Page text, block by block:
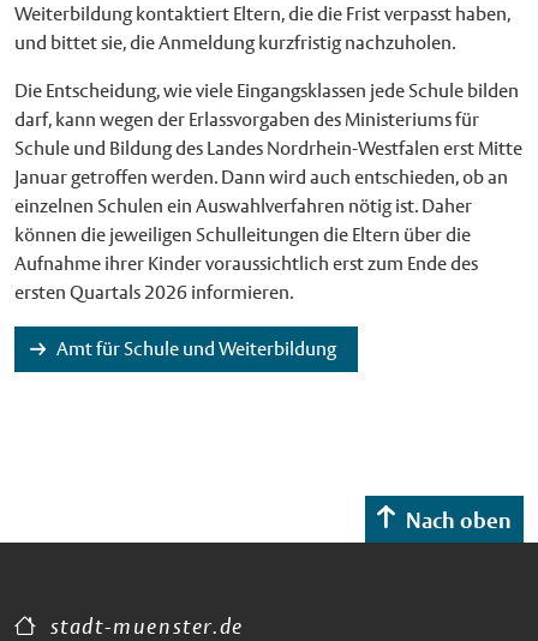
Weiterbildung kontaktiert Eltern, die die Frist verpasst haben,
und bittet sie, die Anmeldung kurzfristig nachzuholen.
Die Entscheidung, wie viele Eingangsklassen jede Schule bilden
darf, kann wegen der Erlassvorgaben des Ministeriums für
Schule und Bildung des Landes Nordrhein-Westfalen erst Mitte
Januar getroffen werden. Dann wird auch entschieden, ob an
einzelnen Schulen ein Auswahlverfahren nötig ist. Daher
können die jeweiligen Schulleitungen die Eltern über die
Aufnahme ihrer Kinder voraussichtlich erst zum Ende des
ersten Quartals 2026 informieren.
Amt für Schule und Weiterbildung
Nach oben
stadt-muenster.de